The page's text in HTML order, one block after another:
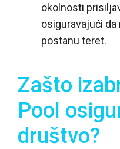
okolnosti
osiguravajući
postanu teret.
Zašto
Pool
društvo?